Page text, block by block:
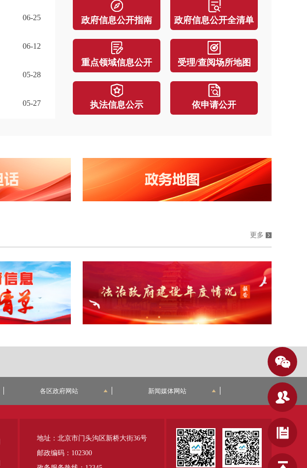
06-25
06-12
05-28
05-27
门头沟区教育委员会关于印发《门头沟区普惠性托育机构园所认定与管理实施细
门头沟区发展和改革委员会关于门头沟区普惠型综合科技保险保费补贴申报
门头沟区教育委员会 门头沟区财政局关于印发《门头沟区落实学生资助政策实施细则
（失效）北京市门头沟区经济和信息化局关于开展2026年度《门头沟区促进信息传输、软件和信息技术服务业高质量发展若干措施》（第
政府信息公开指南 政府信息公开全清单
重点领域信息公开 受理/查阅场所地图
执法信息公示 依申请公开
更多
各区政府网站 新闻媒体网站
地址：北京市门头沟区新桥大街36号
邮政编码：102300